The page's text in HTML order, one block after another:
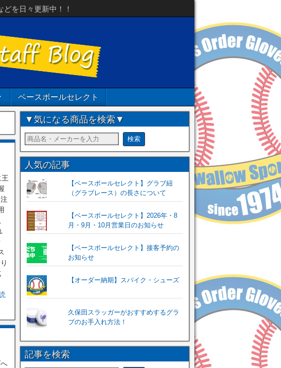
を日々更新中！！
ベースボールセレクト
▼気になる商品を検索▼
人気の記事
【ベースボールセレクト】グラブ紐
（グラブレース）の長さについて
【ベースボールセレクト】2026年・8
月・9月・10月営業日のお知らせ
【ベースボールセレクト】接客予約の
お知らせ
【オーダー納期】スパイク・シューズ
久保田スラッガーがおすすめするグラ
ブのお手入れ方法！
記事を検索